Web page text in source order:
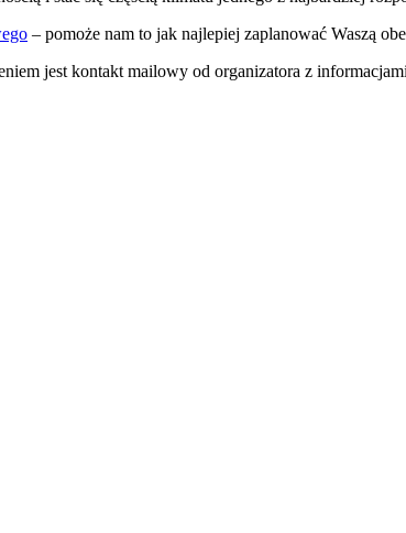
– pomoże nam to jak najlepiej zaplanować Waszą
jest kontakt mailowy od organizatora z